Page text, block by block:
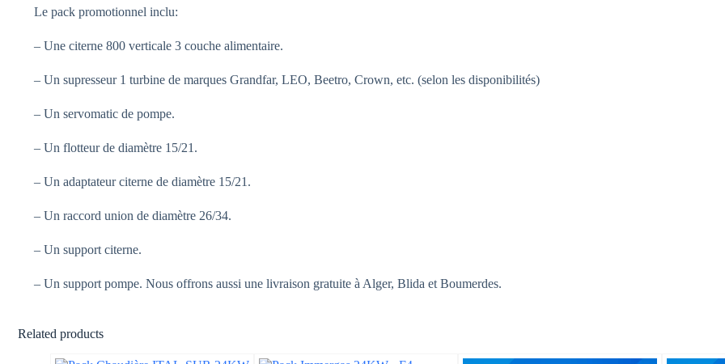
Le pack promotionnel inclu:
– Une citerne 800 verticale 3 couche alimentaire.
– Un supresseur 1 turbine de marques Grandfar, LEO, Beetro, Crown, etc. (selon les disponibilités)
– Un servomatic de pompe.
– Un flotteur de diamètre 15/21.
– Un adaptateur citerne de diamètre 15/21.
– Un raccord union de diamètre 26/34.
– Un support citerne.
– Un support pompe. Nous offrons aussi une livraison gratuite à Alger, Blida et Boumerdes.
Related products